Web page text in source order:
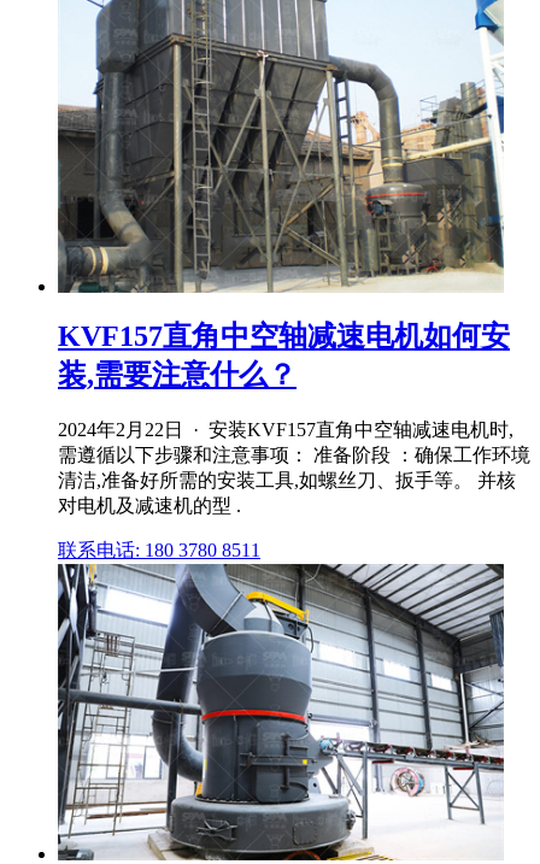
KVF157直角中空轴减速电机如何安
装,需要注意什么？
2024年2月22日 · 安装KVF157直角中空轴减速电机时,
需遵循以下步骤和注意事项： 准备阶段 ：确保工作环境
清洁,准备好所需的安装工具,如螺丝刀、扳手等。 并核
对电机及减速机的型 .
联系电话: 180 3780 8511